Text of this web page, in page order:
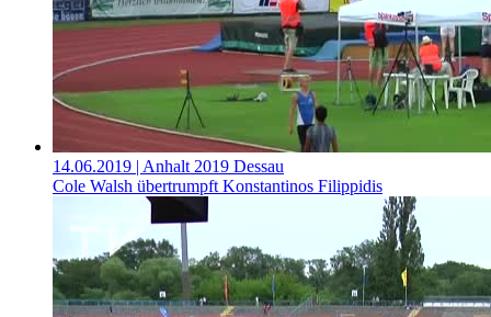
14.06.2019 | Anhalt 2019 Dessau
Cole Walsh übertrumpft Konstantinos Filippidis